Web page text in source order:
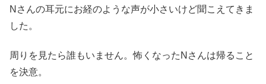
Nさんの耳元にお経のような声が小さいけど聞こえてきま
した。
周りを見たら誰もいません。怖くなったNさんは帰ること
を決意。